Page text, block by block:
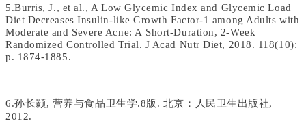
5.Burris, J., et al., A Low Glycemic Index and Glycemic Load
Diet Decreases Insulin-like Growth Factor-1 among Adults with
Moderate and Severe Acne: A Short-Duration, 2-Week
Randomized Controlled Trial. J Acad Nutr Diet, 2018. 118(10):
p. 1874-1885.
6.孙长颢, 营养与食品卫生学.8版. 北京：人民卫生出版社,
2012.